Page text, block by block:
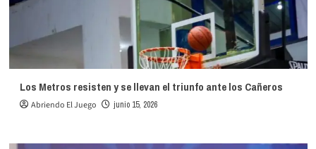
Los Metros resisten y se llevan el triunfo ante los Cañeros
Abriendo El Juego junio 15, 2026